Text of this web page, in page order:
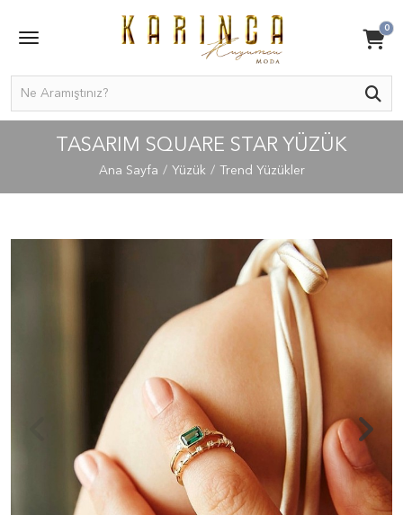
0
TASARIM SQUARE STAR YÜZÜK
Ana Sayfa Yüzük Trend Yüzükler